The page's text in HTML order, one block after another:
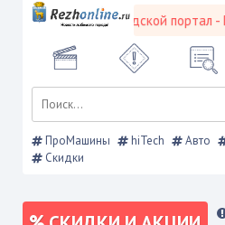
Режевской городской портал -
ПроМашины hiTech Авто
Скидки